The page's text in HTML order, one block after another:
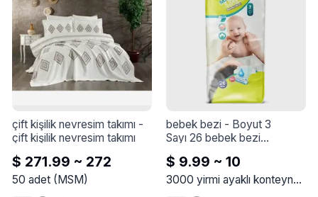
çift kişilik nevresim takımı
çift kişilik nevresim takımı
$ 271.99 ~ 272
50 adet(MSM)
bebek bezi - Boyut 3
Sayı 26 bebek bezi
Ağırlık 9-5 kg
$ 9.99 ~ 10
3000 yirmi ayaklı konteyner